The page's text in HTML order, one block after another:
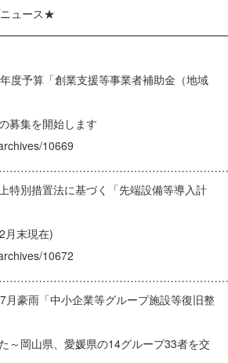
ュース★
度予算「創業支援等事業者補助金（地域
募集を開始します
10669
特別措置法に基づく「先端設備等導入計
月末現在)
10672
月豪雨「中小企業等グループ施設等復旧整
～岡山県、愛媛県の14グループ33者を交